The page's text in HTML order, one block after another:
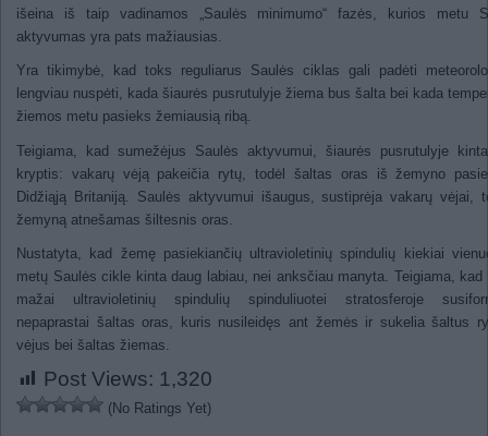
išeina iš taip vadinamos „Saulės minimumo“ fazės, kurios metu
aktyvumas yra pats mažiausias.
Yra tikimybė, kad toks reguliarus Saulės ciklas gali padėti
lengviau nuspėti, kada šiaurės pusrutulyje žiema bus šalta bei kada
žiemos metu pasieks žemiausią ribą.
Teigiama, kad sumežėjus Saulės aktyvumui, šiaurės pusrutulyje
kryptis: vakarų vėją pakeičia rytų, todėl šaltas oras iš žemyno
Didžiąją Britaniją. Saulės aktyvumui išaugus, sustiprėja vakarų vėjai,
žemyną atnešamas šiltesnis oras.
Nustatyta, kad žemę pasiekiančių ultravioletinių spindulių kiekiai
metų Saulės cikle kinta daug labiau, nei anksčiau manyta. Teigiama, kad
mažai ultravioletinių spindulių spinduliuotei stratosferoje
nepaprastai šaltas oras, kuris nusileidęs ant žemės ir sukelia šaltus
vėjus bei šaltas žiemas.
Post Views: 1,320
(No Ratings Yet)